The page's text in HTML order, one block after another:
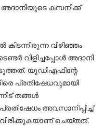
കമ്പനിക്ക്
വിഴിഞ്ഞം
വിളിച്ചപ്പോള്‍ അദാനി
യുഡിഎഫിന്റേ
പ്രതിഷേധവുമായി
തങ്ങള്‍
അവസാനിപ്പിച്ച്
ചെയ്തത്.